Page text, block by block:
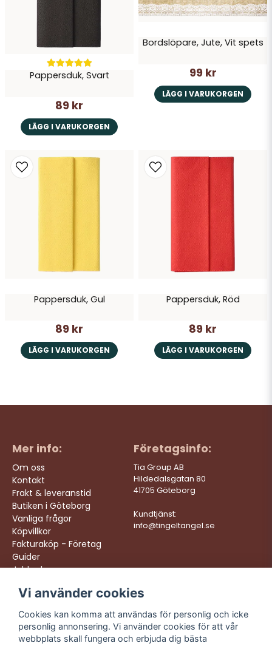
Pappersduk, Svart
89 kr
LÄGG I VARUKORGEN
Bordslöpare, Jute, Vit spets
99 kr
LÄGG I VARUKORGEN
Pappersduk, Gul
89 kr
LÄGG I VARUKORGEN
Pappersduk, Röd
89 kr
LÄGG I VARUKORGEN
Mer info:
Om oss
Kontakt
Frakt & leveranstid
Butiken i Göteborg
Vanliga frågor
Köpvillkor
Fakturaköp - Företag
Guider
Jobba hos oss
Företagsinfo:
Tia Group AB
Hildedalsgatan 80
41705 Göteborg
Kundtjänst:
info@tingeltangel.se
Följ oss:
Instagram
Facebook
Vi levererar:
Snabba leveranser
Trygga köp
Fri frakt över 499:-
Vi använder cookies
Cookies kan komma att användas för personlig och icke
personlig annonsering. Vi använder cookies för att vår
webbplats skall fungera och erbjuda dig bästa